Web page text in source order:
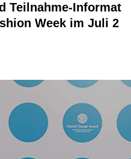
Teilnahme-Informat
Week im Juli 2